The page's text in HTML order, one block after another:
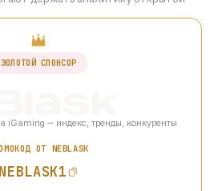
ЗОЛОТОЙ СПОНСОР
iGaming — индекс, тренды, конкуренты
ОТ NEBLASK
NEBLASK1